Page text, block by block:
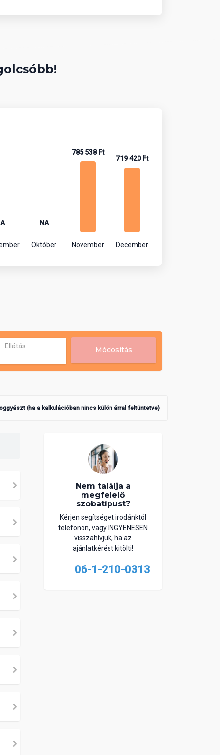
NA
Október
785 538 Ft
November
719 420 Ft
December
Ellátás Módosítás
(ha a kalkulációban nincs külön árral feltüntetve)
Nem találja a
megfelelő
szobatípust?
Kérjen segítséget irodánktól
telefonon, vagy INGYENESEN
visszahívjuk, ha az
ajánlatkérést kitölti!
06-1-210-0313